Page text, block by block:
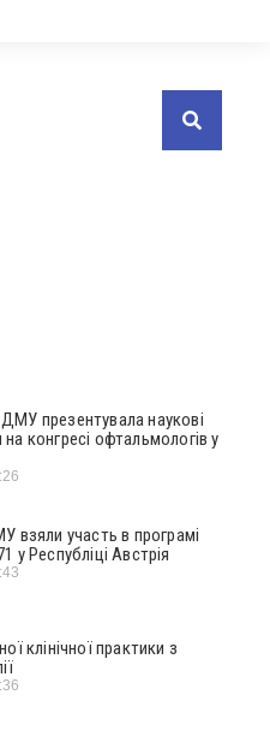
презентувала наукові
конгресі офтальмологів у
взяли участь в програмі
у Республіці Австрія
клінічної практики з